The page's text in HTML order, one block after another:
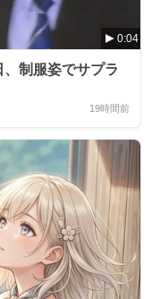
0:04
制服姿でサプラ
19時間前